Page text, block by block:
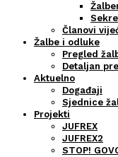
Članovi
Žalbe i odluke
Pregled
Detaljan
Aktuelno
Događaji
Sjednice
Projekti
JUFREX
JUFREX2
STOP!